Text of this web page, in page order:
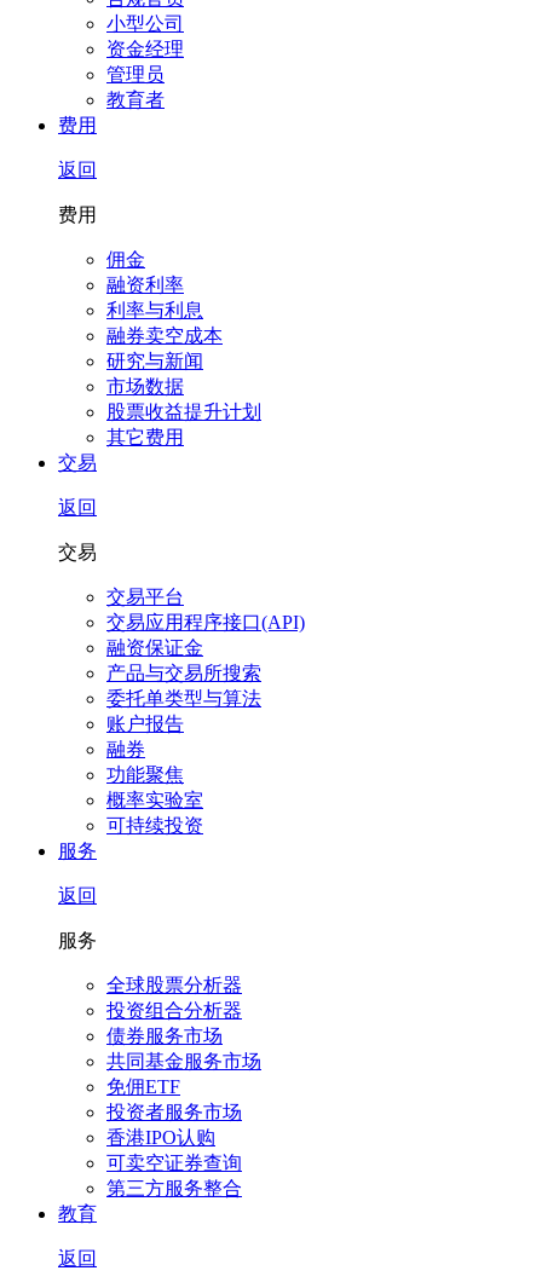
小型公司
资金经理
管理员
教育者
费用
返回
费用
佣金
融资利率
利率与利息
融券卖空成本
研究与新闻
市场数据
股票收益提升计划
其它费用
交易
返回
交易
交易平台
交易应用程序接口(API)
融资保证金
产品与交易所搜索
委托单类型与算法
账户报告
融券
功能聚焦
概率实验室
可持续投资
服务
返回
服务
全球股票分析器
投资组合分析器
债券服务市场
共同基金服务市场
免佣ETF
投资者服务市场
香港IPO认购
可卖空证券查询
第三方服务整合
教育
返回